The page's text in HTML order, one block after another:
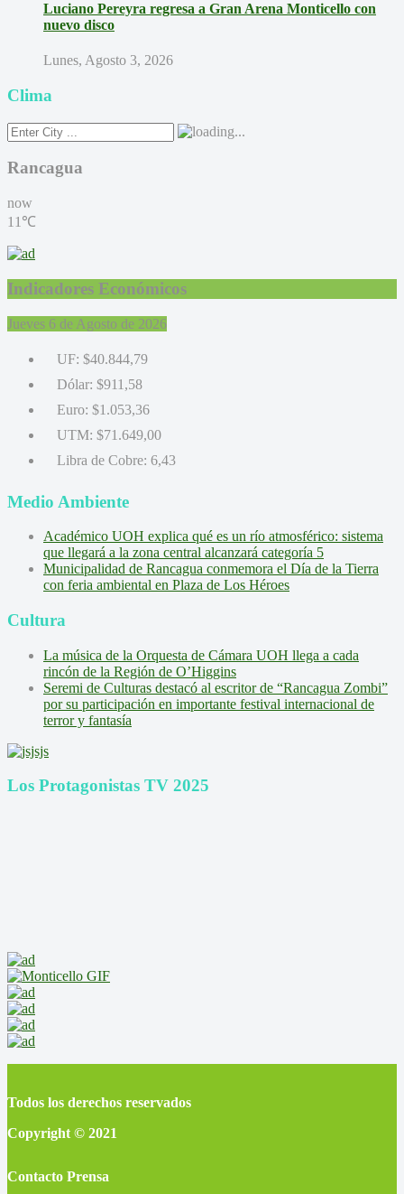
Luciano Pereyra regresa a Gran Arena Monticello con
nuevo disco
Lunes, Agosto 3, 2026
Clima
Rancagua
now
11℃
Indicadores Económicos
Jueves 6 de Agosto de 2026
UF: $40.844,79
Dólar: $911,58
Euro: $1.053,36
UTM: $71.649,00
Libra de Cobre: 6,43
Medio Ambiente
Académico UOH explica qué es un río atmosférico: sistema
que llegará a la zona central alcanzará categoría 5
Municipalidad de Rancagua conmemora el Día de la Tierra
con feria ambiental en Plaza de Los Héroes
Cultura
La música de la Orquesta de Cámara UOH llega a cada
rincón de la Región de O’Higgins
Seremi de Culturas destacó al escritor de “Rancagua Zombi”
por su participación en importante festival internacional de
terror y fantasía
Los Protagonistas TV 2025
Todos los derechos reservados
Copyright © 2021
Contacto Prensa